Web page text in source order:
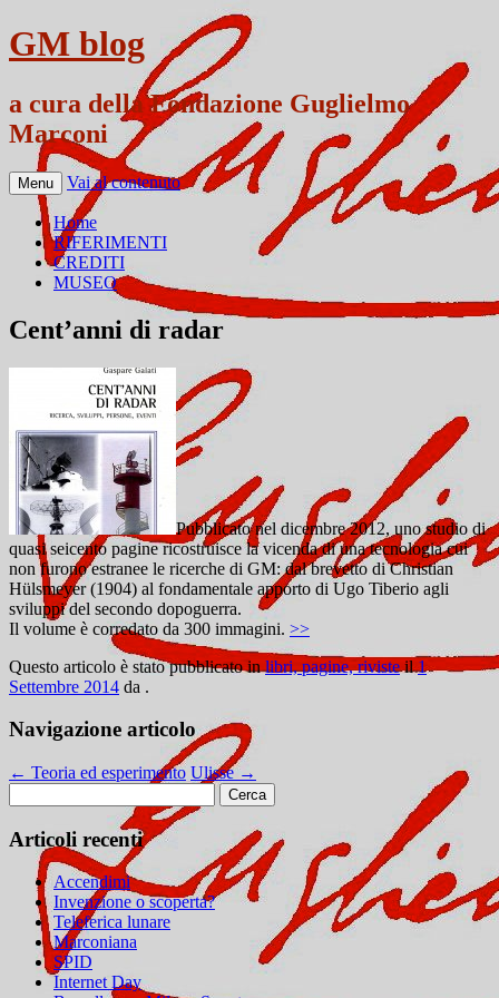
GM blog
a cura della Fondazione Guglielmo
Marconi
Menu Vai al contenuto
Home
RIFERIMENTI
CREDITI
MUSEO
Cent’anni di radar
Pubblicato nel dicembre 2012, uno studio di
quasi seicento pagine ricostruisce la vicenda di una tecnologia cui
non furono estranee le ricerche di GM: dal brevetto di Christian
Hülsmeyer (1904) al fondamentale apporto di Ugo Tiberio agli
sviluppi del secondo dopoguerra.
Il volume è corredato da 300 immagini. >>
Questo articolo è stato pubblicato inlibri, pagine, rivisteil1
Settembre 2014 da .
Navigazione articolo
← Teoria ed esperimento Ulisse→
per:
Articoli recenti
Accendimi
Invenzione o scoperta?
Teleferica lunare
Marconiana
SPID
Internet Day